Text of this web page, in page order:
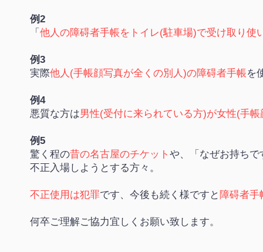
例2
「 他人の障碍者手帳をトイレ(駐車場)で受け取り使
例3
実際他人(手帳顔写真が全くの別人)の障碍者手帳を
例4
悪質な方は男性(受付に来られている方)が女性(手
例5
驚く程の昔の名古屋のチケット や、「なぜお持ち
不正入場しようとする方々。
不正使用は犯罪です、今後も続く様ですと 障碍者手
何卒ご理解ご協力宜しくお願い致します。